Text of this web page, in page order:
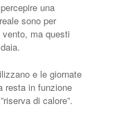
una
sono per
ma questi
e le giornate
resta in funzione
di calore”.